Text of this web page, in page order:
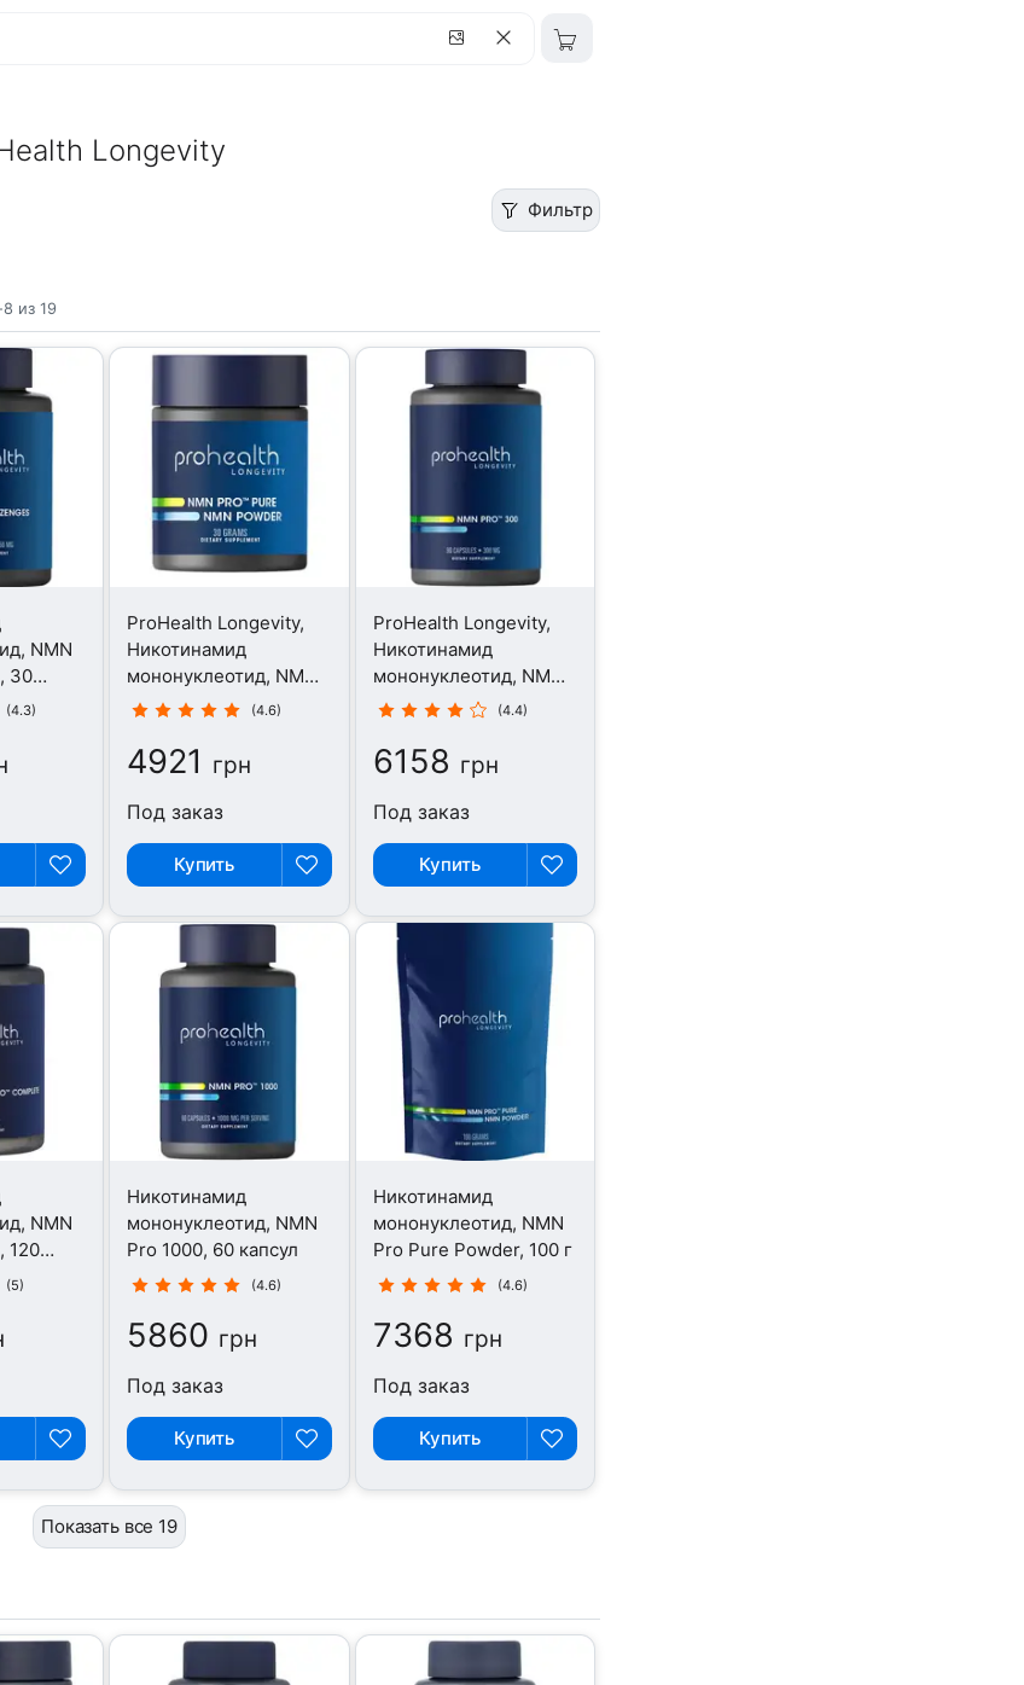
Longevity
Фильтр
из 19
NMN
30
(4.3)
ProHealth Longevity,
Никотинамид
мононуклеотид, NMN
Pro Powder, 30 г
(4.6)
4921 грн
Под заказ
Купить
ProHealth Longevity,
Никотинамид
мононуклеотид, NMN
Pro 300, 90 капсул
(4.4)
6158 грн
Под заказ
Купить
NMN
120
(5)
Никотинамид
мононуклеотид, NMN
Pro 1000, 60 капсул
(4.6)
5860 грн
Под заказ
Купить
Никотинамид
мононуклеотид, NMN
Pro Pure Powder, 100 г
(4.6)
7368 грн
Под заказ
Купить
Показать все 19